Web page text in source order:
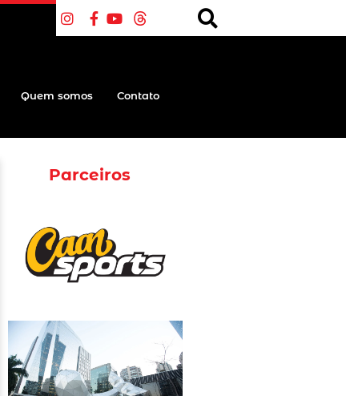
Quem somos Contato
Parceiros